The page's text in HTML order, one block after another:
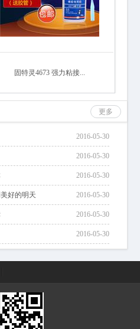
固特灵4673 强力粘接...
更多
2016-05-30
2016-05-30
2016-05-30
2016-05-30
好的明天
2016-05-30
2016-05-30